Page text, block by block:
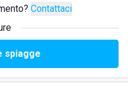
Contattaci
spiagge